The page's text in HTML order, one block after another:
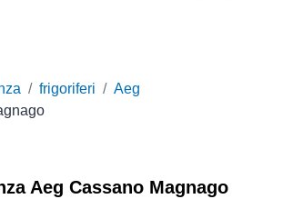
frigoriferi
Aeg
Aeg Cassano Magnago